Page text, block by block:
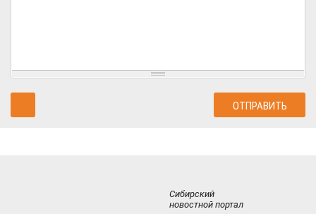
Сибирский
новостной портал